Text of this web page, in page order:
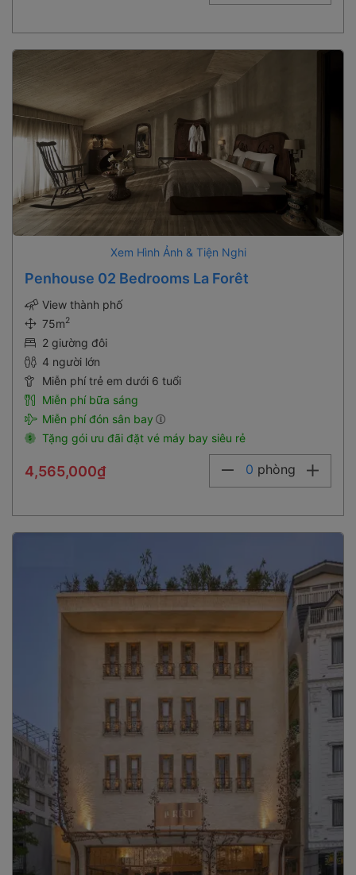
Xem Hình Ảnh & Tiện Nghi
Penhouse 02 Bedrooms La Forêt
View thành phố
75m2
2 giường đôi
4 người lớn
Miễn phí trẻ em dưới 6 tuổi
Miễn phí bữa sáng
Miễn phí đón sân bay
Tặng gói ưu đãi đặt vé máy bay siêu rẻ
4,565,000₫ 0 phòng